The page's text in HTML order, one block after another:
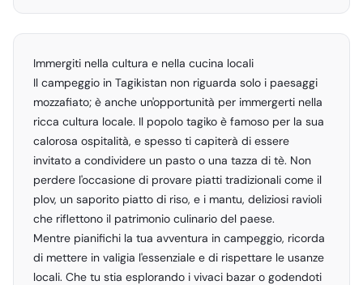
Immergiti nella cultura e nella cucina locali
Il campeggio in Tagikistan non riguarda solo i paesaggi
mozzafiato; è anche un'opportunità per immergerti nella
ricca cultura locale. Il popolo tagiko è famoso per la sua
calorosa ospitalità, e spesso ti capiterà di essere
invitato a condividere un pasto o una tazza di tè. Non
perdere l'occasione di provare piatti tradizionali come il
plov, un saporito piatto di riso, e i mantu, deliziosi ravioli
che riflettono il patrimonio culinario del paese.
Mentre pianifichi la tua avventura in campeggio, ricorda
di mettere in valigia l'essenziale e di rispettare le usanze
locali. Che tu stia esplorando i vivaci bazar o godendoti